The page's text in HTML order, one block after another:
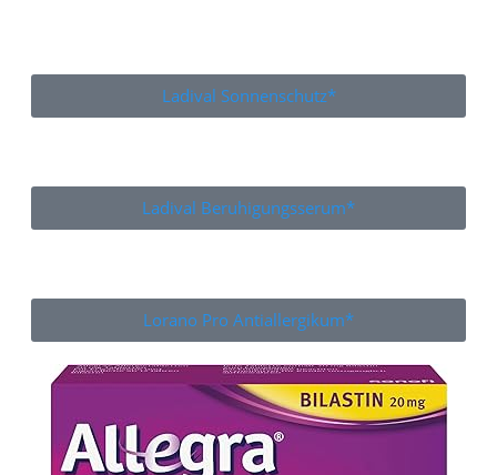
Ladival Sonnenschutz*
Ladival Beruhigungsserum*
Lorano Pro Antiallergikum*